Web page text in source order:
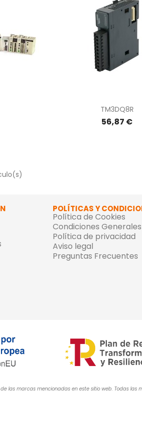
Vista rápida
TM3DQ8R
56,87 €
POLÍTICAS Y
Política de Cookies
Condiciones
Política de privacidad
Aviso legal
Preguntas Frecuentes
marcas mencionadas en este sitio web. Todas